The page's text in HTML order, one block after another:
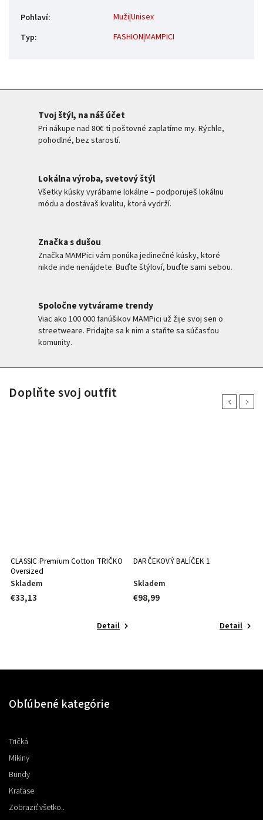
Pohlaví:
Muži|Unisex
Typ: FASHION|MAMPICI
Tvoj štýl, na náš účet
Pri nákupe nad 80€ ti poštovné zaplatíme my. Rýchle,
pohodlné, bez starostí.
Lokálna výroba, svetový štýl
Všetky kúsky vyrábame lokálne – podporuješ lokálnu
módu a dostávaš kvalitu, ktorá vydrží.
Značka s dušou
Značka MAMPici vám ponúka jedinečné kúsky, ktoré
nikde inde nenájdete. Buďte štýloví, buďte sami sebou.
Spoločne vytvárame trendy
Viac ako 100 000 fanúšikov MAMPici už žije svoj sen o
streetweare. Pridajte sa k nim a staňte sa súčasťou
komunity.
Doplňte svoj outfit
Previous
CLASSIC Premium Cotton TRIČKO
Oversized
Skladem
€33,13
Detail
DARČEKOVÝ BALÍČEK 1
Skladem
€98,99
Detail
Next
Obľúbené kategórie
Tričká
Mikiny
Bundy
Kraťase
Zobraziť všetko..